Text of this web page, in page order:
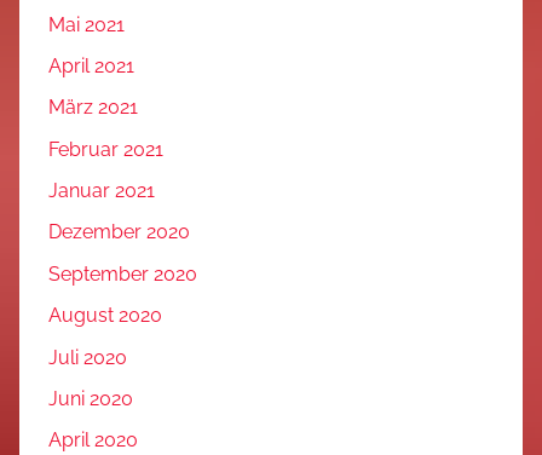
Mai 2021
April 2021
März 2021
Februar 2021
Januar 2021
Dezember 2020
September 2020
August 2020
Juli 2020
Juni 2020
April 2020